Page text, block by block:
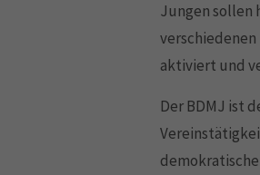
Jungen sollen
aktiviert und
Der BDMJ ist